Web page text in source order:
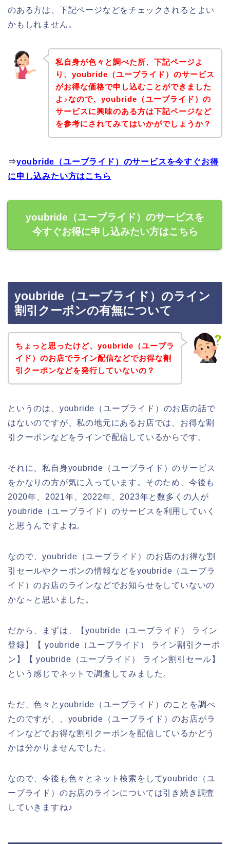
のある方は、下記ページなどをチェックされるとよい
かもしれません。
私自身が色々と調べた所、下記ページよ
り、youbride（ユーブライド）のサービス
がお得な価格で申し込むことができました
よ♪なので、youbride（ユーブライド）の
サービスに興味のある方は下記ページなど
を参考にされてみてはいかがでしょうか？
⇒youbride（ユーブライド）のサービスを今すぐお得
に申し込みたい方はこちら
youbride（ユーブライド）のサービスを
今すぐお得に申し込みたい方はこちら
youbride（ユーブライド）のライン
割引クーポンの有無について
ちょっと思ったけど、youbride（ユーブラ
イド）のお店でライン配信などでお得な割
引クーポンなどを発行していないの？
というのは、youbride（ユーブライド）のお店の話で
はないのですが、私の地元にあるお店では、お得な割
引クーポンなどをラインで配信しているからです。
それに、私自身youbride（ユーブライド）のサービス
をかなりの方が気に入っています。そのため、今後も
2020年、2021年、2022年、2023年と数多くの人が
youbride（ユーブライド）のサービスを利用していく
と思うんですよね。
なので、youbride（ユーブライド）のお店のお得な割
引セールやクーポンの情報などをyoubride（ユーブラ
イド）のお店のラインなどでお知らせをしていないの
かな～と思いました。
だから、まずは、【youbride（ユーブライド） ライン
登録】【 youbride（ユーブライド） ライン割引クーポ
ン】【 youbride（ユーブライド） ライン割引セール】
という感じでネットで調査してみました。
ただ、色々とyoubride（ユーブライド）のことを調べ
たのですが、、youbride（ユーブライド）のお店がラ
インなどでお得な割引クーポンを配信しているかどう
かは分かりませんでした。
なので、今後も色々とネット検索をしてyoubride（ユ
ーブライド）のお店のラインについては引き続き調査
していきますね♪